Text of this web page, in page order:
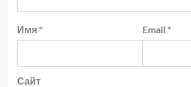
Имя * Email *
Сайт